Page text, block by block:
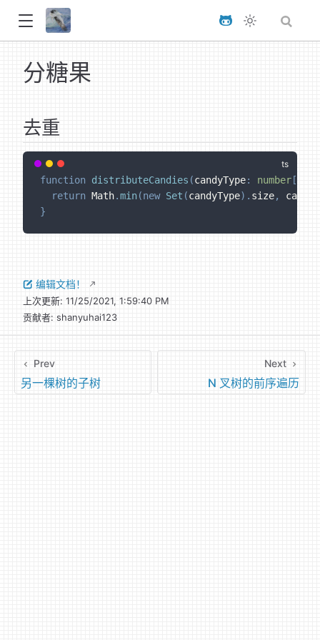
分糖果
去重
function distributeCandies (candyType: number [
return Math.min(new Set (candyType) . size,
}
编辑文档！
上次更新: 11/25/2021, 1:59:40 PM
贡献者: shanyuhai123
Prev
另一棵树的子树
Next
N 叉树的前序遍历